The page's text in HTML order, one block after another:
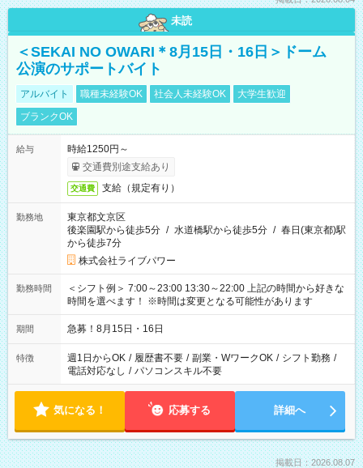
未読
＜SEKAI NO OWARI＊8月15日・16日＞ドーム
公演のサポートバイト
アルバイト 職種未経験OK 社会人未経験OK
大学生歓迎
ブランクOK
給与
時給1250円～
交通費別途支給あり
交通費 支給（規定有り）
勤務地
東京都文京区
後楽園駅から徒歩5分 / 水道橋駅から徒歩5分 / 春日(東京都)駅
から徒歩7分
株式会社ライブパワー
勤務時間
＜シフト例＞ 7:00～23:00 13:30～22:00 上記の時間から好きな
時間を選べます！ ※時間は変更となる可能性があります
期間 急募！8月15日・16日
特徴 週1日からOK / 履歴書不要 / 副業・WワークOK / シフト勤務 /
電話対応なし / パソコンスキル不要
気になる！ 応募する 詳細へ
掲載日：2026.08.07